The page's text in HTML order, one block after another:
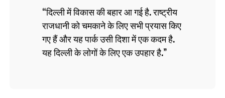
दिल्ली में विकास की बहार आ गई है. राष्ट्रीय
राजधानी को चमकाने के लिए सभी प्रयास किए
गए हैं और यह पार्क उसी दिशा में एक कदम है.
यह दिल्ली के लोगों के लिए एक उपहार है.